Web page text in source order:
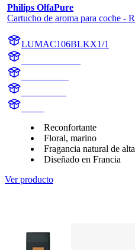
Philips OlfaPure
Cartucho de aroma para coche -
LUMAC106BLKX1/1
Reconfortante
Floral, marino
Fragancia natural de
Diseñado en Francia
Ver producto